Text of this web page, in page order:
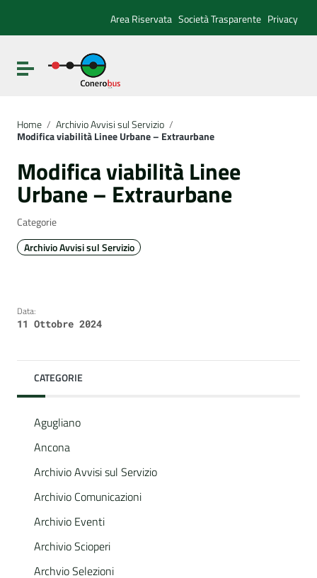
Vai al menu di navigazione
Vai al footer
Area Riservata Società Trasparente Privacy
Attiva / disattiva la navigazione
Home / Archivio Avvisi sul Servizio /
Modifica viabilità Linee Urbane – Extraurbane
Modifica viabilità Linee
Urbane – Extraurbane
Categorie
Archivio Avvisi sul Servizio
Data:
11 Ottobre 2024
CATEGORIE
Agugliano
Ancona
Archivio Avvisi sul Servizio
Archivio Comunicazioni
Archivio Eventi
Archivio Scioperi
Archvio Selezioni